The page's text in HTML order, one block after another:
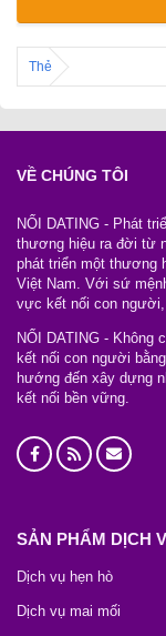
Thẻ
VỀ CHÚNG TÔI
NỐI DATING - Phát
thương hiệu ra đời từ
phát triển một thương
Việt Nam. Với sứ
vực kết nối con người,
NỐI DATING - Không
kết nối con người
hướng đến xây dựng
kết nối bền vững.
SẢN PHẨM DỊCH
Dịch vụ hẹn hò
Dịch vụ mai mối